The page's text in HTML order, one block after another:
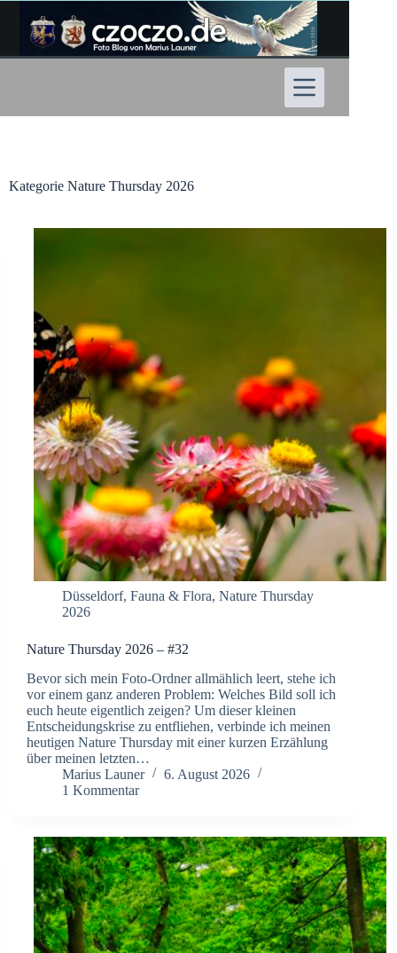
Inhalt
springen
Kategorie Nature Thursday 2026
Düsseldorf, Fauna & Flora, Nature Thursday
2026
Nature Thursday 2026 – #32
Bevor sich mein Foto-Ordner allmählich leert, stehe ich
vor einem ganz anderen Problem: Welches Bild soll ich
euch heute eigentlich zeigen? Um dieser kleinen
Entscheidungskrise zu entfliehen, verbinde ich meinen
heutigen Nature Thursday mit einer kurzen Erzählung
über meinen letzten…
Marius Launer
6. August 2026
1 Kommentar